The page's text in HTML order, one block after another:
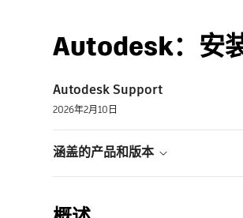
Autodesk：安
Autodesk Support
2026年2月10日
涵盖的产品和版本